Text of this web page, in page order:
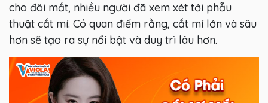
cho đôi mắt, nhiều người đã xem xét tới phẫu
thuật cắt mí. Có quan điểm rằng, cắt mí lớn và sâu
hơn sẽ tạo ra sự nổi bật và duy trì lâu hơn.